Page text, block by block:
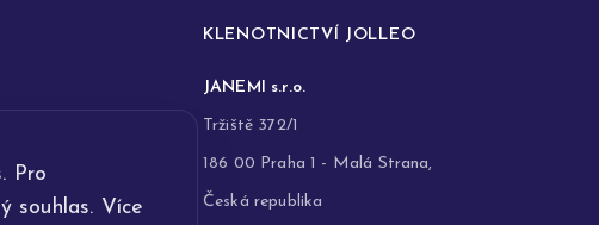
Pro
souhlas. Více
KLENOTNICTVÍ JOLLEO
JANEMI s.r.o.
Tržiště 372/1
186 00 Praha 1 - Malá Strana,
Česká republika